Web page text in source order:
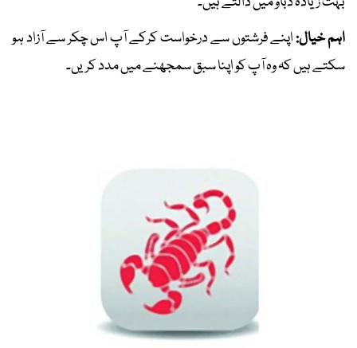
اہم خیال:اپنے فرشتوں سے درخواست کرکے آپ اس چکر سے آزاد ہو
سکتے ہیں کہ وہ آپ کو اپنا سبق سمجھنے میں مدد کریں۔